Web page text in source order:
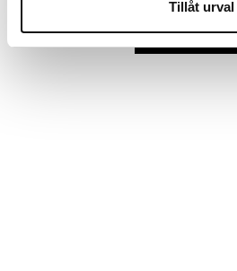
Tillåt urval
Toon meer